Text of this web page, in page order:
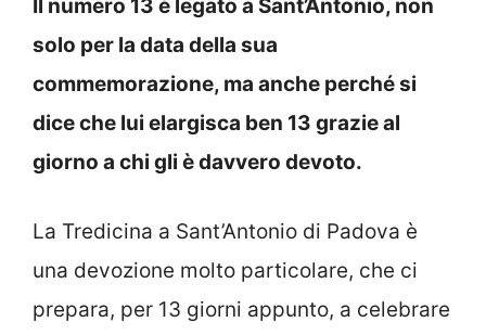
Il numero 13 è legato a Sant’Antonio, non
solo per la data della sua
commemorazione, ma anche perché si
dice che lui elargisca ben 13 grazie al
giorno a chi gli è davvero devoto.
La Tredicina a Sant’Antonio di Padova è
una devozione molto particolare, che ci
prepara, per 13 giorni appunto, a celebrare